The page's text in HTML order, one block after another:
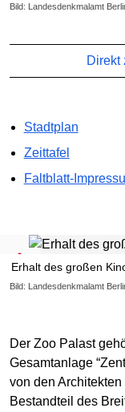
Bild: Landesdenkmalamt
Direkt
Stadtplan
Zeittafel
Faltblatt-
Erhalt des großen
Bild: Landesdenkmalamt
Der Zoo Palast
Gesamtanlage
von den
Bestandteil des